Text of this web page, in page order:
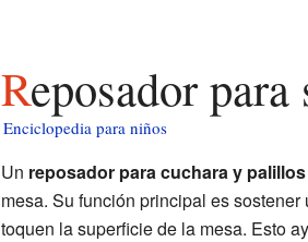
Reposador
Enciclopedia para niños
Un reposador para cuchara y palillos
mesa. Su función principal es sostener
toquen la superficie de la mesa. Esto